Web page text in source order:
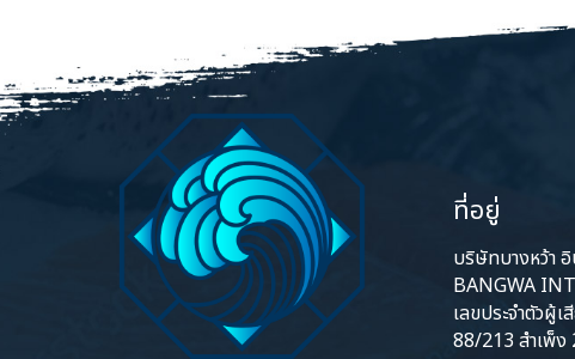
ที่อยู่
บริษัทบางหว้า
BANGWA
เลขประจำตัวผู้
88/213 สำเพ็